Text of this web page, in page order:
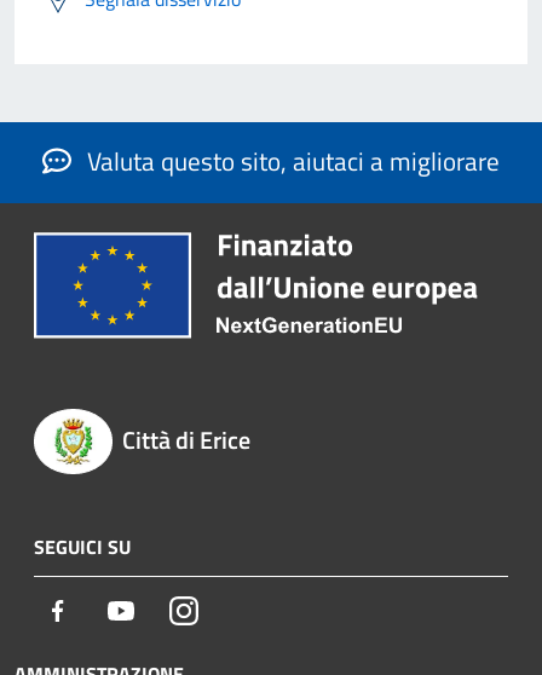
Valuta questo sito, aiutaci a migliorare
Città di Erice
SEGUICI SU
Facebook YoutubeInstagram